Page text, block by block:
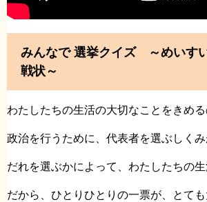
みんなで 選挙クイズ ～めいす
戦状～
わたしたちの生活の大切なことをきめる
政治を行うために、代表者を選ぶしくみ
だれを選ぶかによって、わたしたちの生
だから、ひとりひとりの一票が、とても